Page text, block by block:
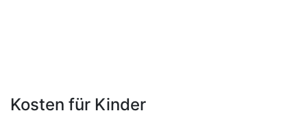
Kosten für Kinder